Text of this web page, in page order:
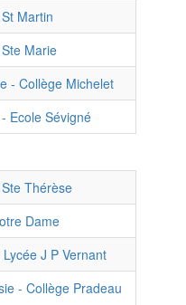
Martin
Marie
- Collège Michelet
Ecole Sévigné
Thérèse
Dame
J P Vernant
- Collège Pradeau